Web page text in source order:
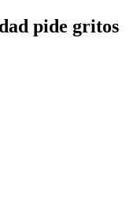
pide gritos